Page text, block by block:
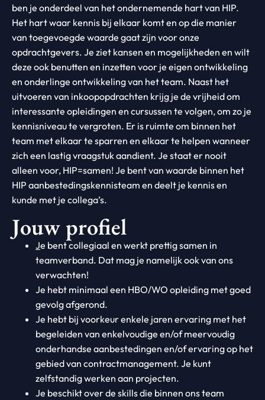
ben je onderdeel van het ondernemende hart van HIP.
Het hart waar kennis bij elkaar komt en op die manier
van toegevoegde waarde gaat zijn voor onze
opdrachtgevers. Je ziet kansen en mogelijkheden en wilt
deze ook benutten en inzetten voor je eigen ontwikkeling
en onderlinge ontwikkeling van het team. Naast het
uitvoeren van inkoopopdrachten krijg je de vrijheid om
interessante opleidingen en cursussen te volgen, om zo je
kennisniveau te vergroten. Er is ruimte om binnen het
team met elkaar te sparren en elkaar te helpen wanneer
zich een lastig vraagstuk aandient. Je staat er nooit
alleen voor, HIP=samen! Je bent van waarde binnen het
HIP aanbestedingskennisteam en deelt je kennis en
kunde met je collega’s.
Jouw profiel
Je bent collegiaal en werkt prettig samen in
teamverband. Dat mag je namelijk ook van ons
verwachten!
Je hebt minimaal een HBO/WO opleiding met goed
gevolg afgerond.
Je hebt bij voorkeur enkele jaren ervaring met het
begeleiden van enkelvoudige en/of meervoudig
onderhandse aanbestedingen en/of ervaring op het
gebied van contractmanagement. Je kunt
zelfstandig werken aan projecten.
Je beschikt over de skills die binnen ons team